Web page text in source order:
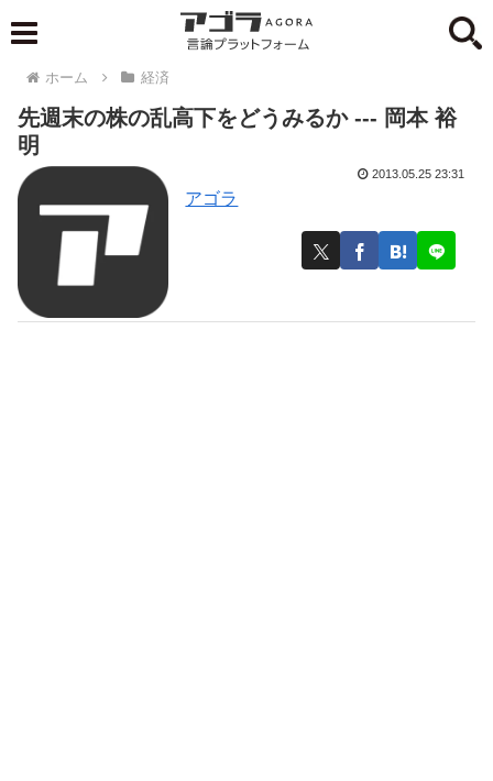
ホーム 経済
先週末の株の乱高下をどうみるか --- 岡本 裕
明
アゴラ
2013.05.25 23:31